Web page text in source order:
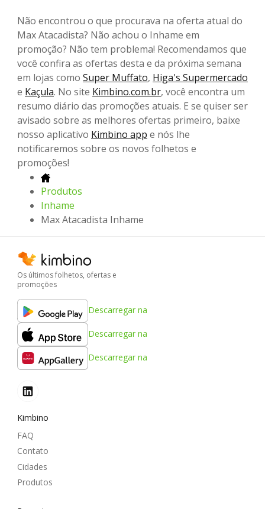
Não encontrou o que procurava na oferta atual do
Max Atacadista? Não achou o Inhame em
promoção? Não tem problema! Recomendamos que
você confira as ofertas desta e da próxima semana
em lojas como Super Muffato, Higa's Supermercado
e Kaçula. No site Kimbino.com.br, você encontra um
resumo diário das promoções atuais. E se quiser ser
avisado sobre as melhores ofertas primeiro, baixe
nosso aplicativo Kimbino app e nós lhe
notificaremos sobre os novos folhetos e
promoções!
Produtos
Inhame
Max Atacadista Inhame
Os últimos folhetos, ofertas e
promoções
Descarregar na
Descarregar na
Descarregar na
Kimbino
FAQ
Contato
Cidades
Produtos